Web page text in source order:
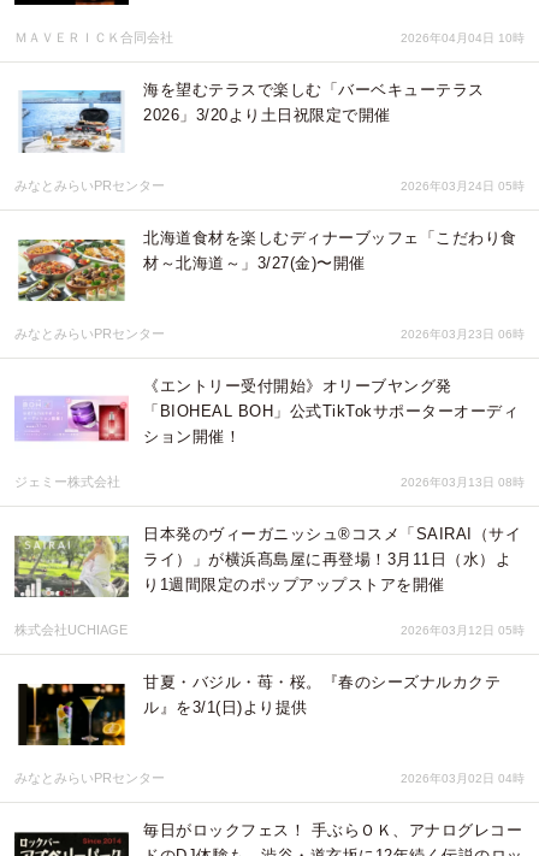
ＭＡＶＥＲＩＣＫ合同会社 2026年04月04日 10時
海を望むテラスで楽しむ「バーベキューテラス
2026」3/20より土日祝限定で開催
みなとみらいPRセンター 2026年03月24日 05時
北海道食材を楽しむディナーブッフェ「こだわり食
材～北海道～」3/27(金)〜開催
みなとみらいPRセンター 2026年03月23日 06時
《エントリー受付開始》オリーブヤング発
「BIOHEAL BOH」公式TikTokサポーターオーディ
ション開催！
ジェミー株式会社 2026年03月13日 08時
日本発のヴィーガニッシュ®コスメ「SAIRAI（サイ
ライ）」が横浜髙島屋に再登場！3月11日（水）よ
り1週間限定のポップアップストアを開催
株式会社UCHIAGE 2026年03月12日 05時
甘夏・バジル・苺・桜。『春のシーズナルカクテ
ル』を3/1(日)より提供
みなとみらいPRセンター 2026年03月02日 04時
毎日がロックフェス！ 手ぶらＯＫ、アナログレコー